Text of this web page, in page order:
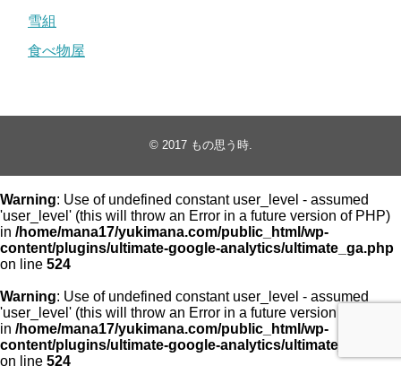
雪組
食べ物屋
© 2017 もの思う時.
Warning: Use of undefined constant user_level - assumed
'user_level' (this will throw an Error in a future version of PHP)
in /home/mana17/yukimana.com/public_html/wp-
content/plugins/ultimate-google-analytics/ultimate_ga.php
on line 524
Warning: Use of undefined constant user_level - assumed
'user_level' (this will throw an Error in a future version of PHP)
in /home/mana17/yukimana.com/public_html/wp-
content/plugins/ultimate-google-analytics/ultimate_ga.php
on line 524